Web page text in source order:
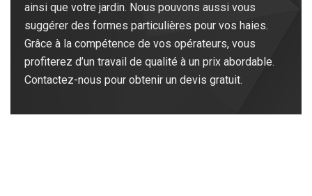
ainsi que votre jardin. Nous pouvons aussi vous
suggérer des formes particulières pour vos haies.
Grâce à la compétence de vos opérateurs, vous
profiterez d’un travail de qualité à un prix abordable.
Contactez-nous pour obtenir un devis gratuit.